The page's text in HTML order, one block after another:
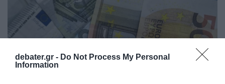
debater.gr - Do Not Process My Personal
Information